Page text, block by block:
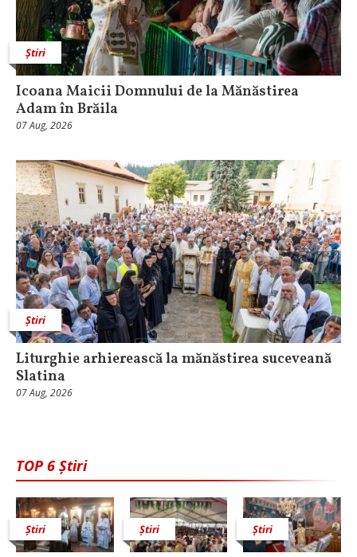
Știri
Icoana Maicii Domnului de la Mănăstirea
Adam în Brăila
07 Aug, 2026
Știri
Liturghie arhierească la mănăstirea suceveană
Slatina
07 Aug, 2026
TOP 6 Știri
Știri Știri Știri